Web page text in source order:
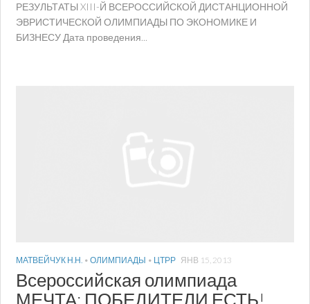
РЕЗУЛЬТАТЫ XIII-Й ВСЕРОССИЙСКОЙ ДИСТАНЦИОННОЙ
ЭВРИСТИЧЕСКОЙ ОЛИМПИАДЫ ПО ЭКОНОМИКЕ И
БИЗНЕСУ Дата проведения...
МАТВЕЙЧУК Н.Н. • ОЛИМПИАДЫ • ЦТРР ЯНВ 15, 2013
Всероссийская олимпиада
МЕЧТА: ПОБЕДИТЕЛИ ЕСТЬ!